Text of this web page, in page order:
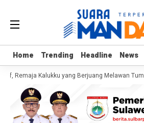
Home Trending Headline News
Home Trending Headline News
Remaja Kalukku yang Berjuang Melawan Tumor